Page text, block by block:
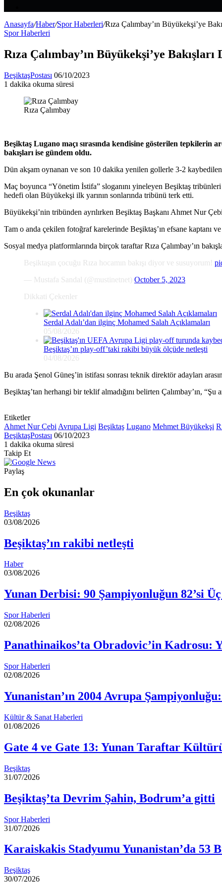
Anasayfa/Haber/Spor Haberleri/Rıza Çalımbay’ın Büyükekşi’ye
Spor Haberleri
Rıza Çalımbay’ın Büyükekşi’ye
BeşiktaşPostası Bir
e-
göndermek
06/10/2023
1 dakika okuma süresi
Rıza Çalımbay
Beşiktaş Lugano maçı sırasında kendisine gösterilen tepkilerin
bakışları ise gündem oldu.
Dün akşam oynanan ve son 10 dakika yenilen gollerle 3-2
Maç boyunca “Yönetim İstifa” sloganını yineleyen Beşiktaş
hedefi olan Büyükekşi ilk yarının sonlarında tribünü terk etti.
Büyükekşi’nin tribünden ayrılırken Beşiktaş Başkanı Ahmet Nur
Tam o anda çekilen fotoğraf karelerinde Beşiktaş’ın efsane kaptanı
Sosyal medya platformlarında birçok taraftar Rıza Çalımbay’ın
Beşiktaşın çocuğu Rıza hocamın bakışı diyor ve susuyorum!
— Mustafa Sandal (@mustinetnet) October 5, 2023
Dikkati Çekenler
Serdal Adalı’dan ilginç Mohamed Salah Açıklamaları
05/08/2026
Beşiktaş’ın play-off’taki rakibi büyük ölçüde netleşti
04/08/2026
Bu arada Şenol Güneş’in istifası sonrası teknik direktör adayları
Beşiktaş’tan herhangi bir teklif almadığını belirten Çalımbay’ın,
Etiketler
Ahmet Nur Çebi Avrupa Ligi Beşiktaş Lugano Mehmet Büyükekşi
BeşiktaşPostası Bir
e-
göndermek
06/10/2023
1 dakika okuma süresi
Facebook
X
LinkedIn
Tumblr
Pinterest
Reddit
VKontakte
Odnoklassniki
Pocket
Takip Et
Paylaş
Posta
ile
En çok okunanlar
Beşiktaş
03/08/2026
Beşiktaş’ın rakibi netleşti
Haber
03/08/2026
Yunan Derbisi: 90 Şampiyonluğun 82’si
Spor Haberleri
02/08/2026
Panathinaikos’ta Obradovic’in Kadrosu:
Spor Haberleri
02/08/2026
Yunanistan’ın 2004 Avrupa
Kültür & Sanat Haberleri
01/08/2026
Gate 4 ve Gate 13: Yunan Taraftar
Beşiktaş
31/07/2026
Beşiktaş’ta Devrim Şahin, Bodrum’a gitti
Spor Haberleri
31/07/2026
Karaiskakis Stadyumu Yunanistan’da 53
Beşiktaş
30/07/2026